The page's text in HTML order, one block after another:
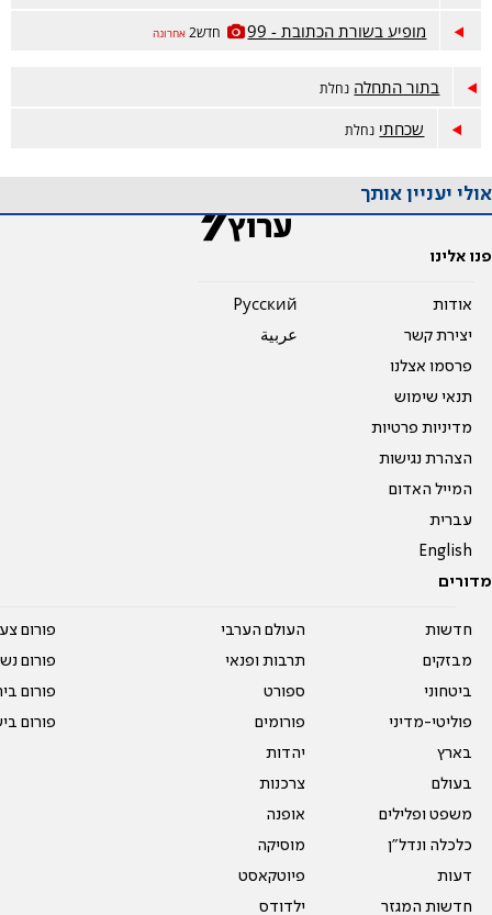
מופיע בשורת הכתובת - 99 חדש2 אחרונה
בתור התחלה נחלת
שכחתי נחלת
אולי יעניין אותך
פנו אלינו
אודות
יצירת קשר
פרסמו אצלנו
תנאי שימוש
מדיניות פרטיות
הצהרת נגישות
המייל האדום
עברית
English
Pусский
عربية
מדורים
חדשות
מבזקים
ביטחוני
פוליטי-מדיני
בארץ
בעולם
משפט ופלילים
כלכלה ונדל"ן
דעות
חדשות המגזר
העולם הערבי
תרבות ופנאי
ספורט
פורומים
יהדות
צרכנות
אופנה
מוסיקה
פיוטקאסט
ילדודס
פורום
פורום
פורום
פורום